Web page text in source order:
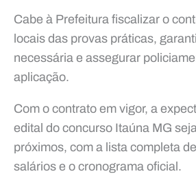
Cabe à Prefeitura fiscalizar o
locais das provas práticas,
necessária e assegurar
aplicação.
Com o contrato em vigor, a
edital do concurso Itaúna MG
próximos, com a lista completa
salários e o cronograma oficial.